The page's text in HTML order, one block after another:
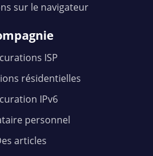
sur le navigateur
ISP
résidentielles
IPv6
personnel
articles